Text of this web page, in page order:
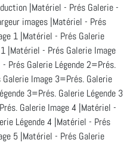
|Matériel - Prés Galerie -
images |Matériel - Prés
1 |Matériel - Prés Galerie
|Matériel - Prés Galerie Image
Prés Galerie Légende 2=Prés.
Image 3=Prés. Galerie
3=Prés. Galerie Légende 3
Galerie Image 4 |Matériel -
Légende 4 |Matériel - Prés
5 |Matériel - Prés Galerie